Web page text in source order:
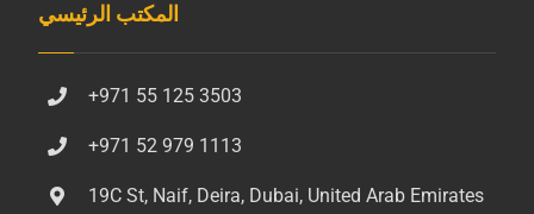
المكتب الرئيسي
+971 55 125 3503
+971 52 979 1113
19C St, Naif, Deira, Dubai, United Arab Emirates